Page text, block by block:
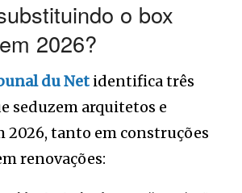
o box
2026?
du Net identifica três
seduzem arquitetos e
2026, tanto em construções
renovações: